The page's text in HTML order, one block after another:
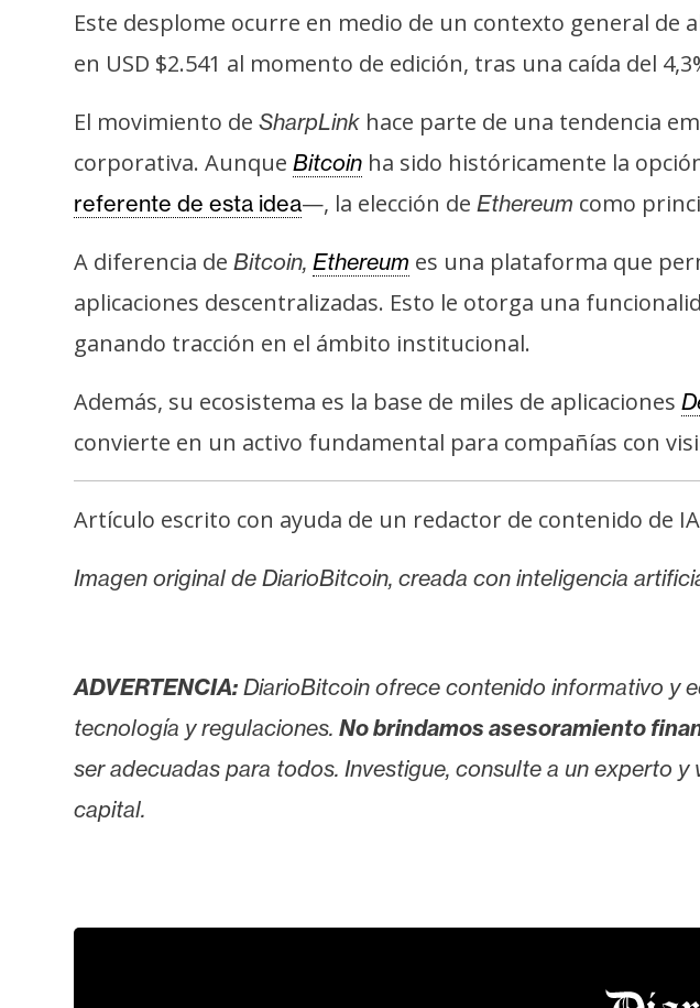
i
c
d
d
Este desplome ocurre en medio de un contexto general de
en USD $2.541 al momento de edición, tras una caída del
El movimiento de SharpLink hace parte de una tendencia
corporativa. Aunque Bitcoin ha sido históricamente la
referente de esta idea—, la elección de Ethereum como
A diferencia de Bitcoin, Ethereum es una plataforma que
aplicaciones descentralizadas. Esto le otorga una
ganando tracción en el ámbito institucional.
Además, su ecosistema es la base de miles de aplicaciones
convierte en un activo fundamental para compañías con
Artículo escrito con ayuda de un redactor de contenido de
Imagen original de DiarioBitcoin, creada con inteligencia
ADVERTENCIA: DiarioBitcoin ofrece contenido informativo y
tecnología y regulaciones. No brindamos asesoramiento
ser adecuadas para todos. Investigue, consulte a un experto
capital.